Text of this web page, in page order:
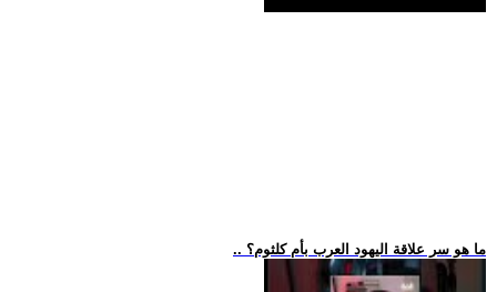
.. ما هو سر علاقة اليهود العرب بأم كلثوم؟